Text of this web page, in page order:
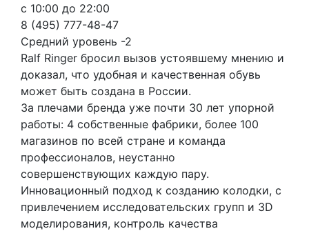
с 10:00 до 22:00
8 (495) 777-48-47
Средний уровень -2
Ralf Ringer бросил вызов устоявшему мнению и
доказал, что удобная и качественная обувь
может быть создана в России.
За плечами бренда уже почти 30 лет упорной
работы: 4 собственные фабрики, более 100
магазинов по всей стране и команда
профессионалов, неустанно
совершенствующих каждую пару.
Инновационный подход к созданию колодки, с
привлечением исследовательских групп и 3D
моделирования, контроль качества